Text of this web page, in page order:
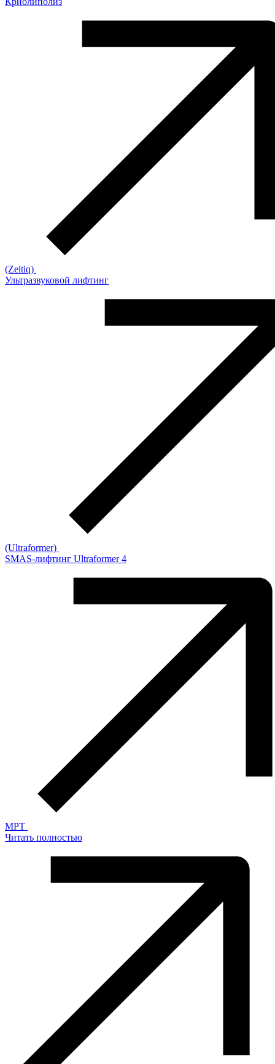
(Zeltiq)
Ультразвуковой лифтинг
(Ultraformer)
SMAS-лифтинг Ultraformer 4
MPT
Читать полностью